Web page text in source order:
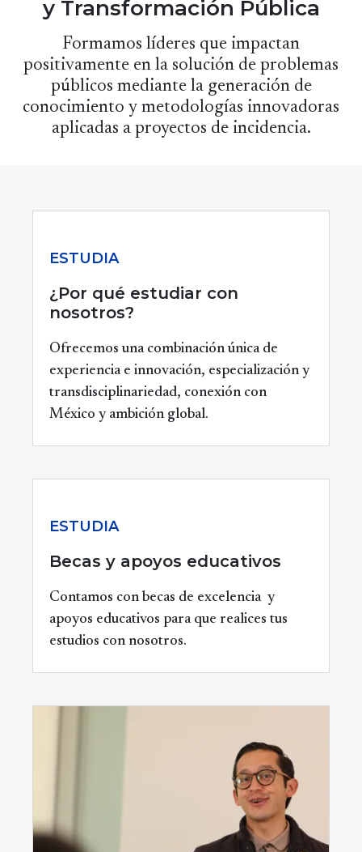
y Transformación Pública
Formamos líderes que impactan
positivamente en la solución de problemas
públicos mediante la generación de
conocimiento y metodologías innovadoras
aplicadas a proyectos de incidencia.
ESTUDIA
¿Por qué estudiar con
nosotros?
Ofrecemos una combinación única de
experiencia e innovación, especialización y
transdisciplinariedad, conexión con
México y ambición global.
ESTUDIA
Becas y apoyos educativos
Contamos con becas de excelencia y
apoyos educativos para que realices tus
estudios con nosotros.